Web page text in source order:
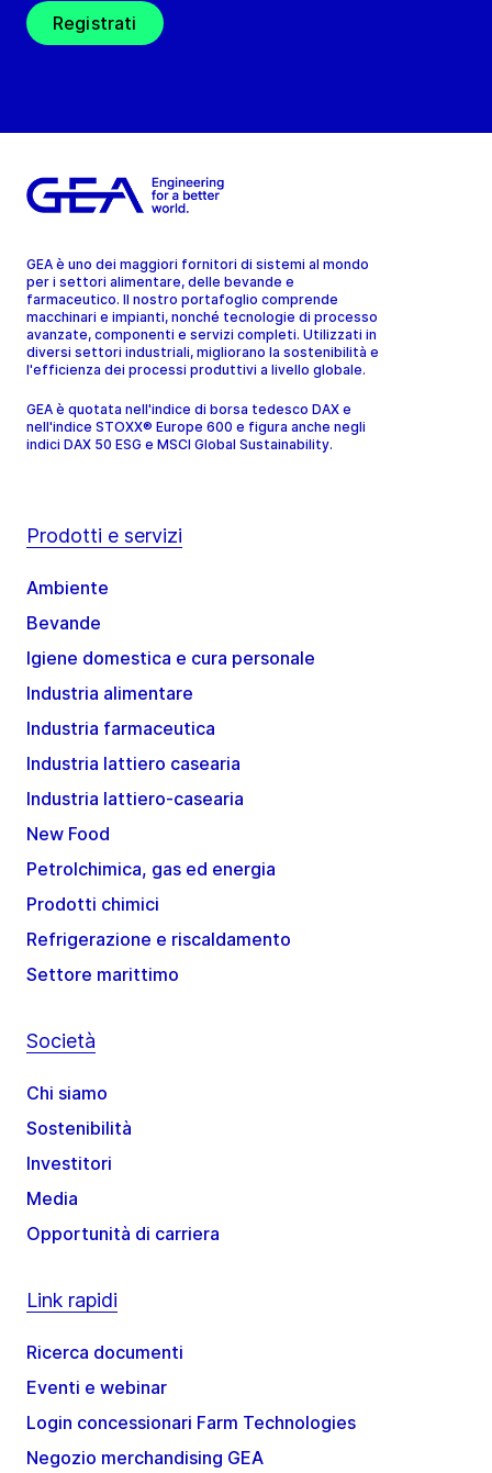
Registrati
GEA è uno dei maggiori fornitori di sistemi al mondo
per i settori alimentare, delle bevande e
farmaceutico. Il nostro portafoglio comprende
macchinari e impianti, nonché tecnologie di processo
avanzate, componenti e servizi completi. Utilizzati in
diversi settori industriali, migliorano la sostenibilità e
l'efficienza dei processi produttivi a livello globale.
GEA è quotata nell'indice di borsa tedesco DAX e
nell'indice STOXX® Europe 600 e figura anche negli
indici DAX 50 ESG e MSCI Global Sustainability.
Prodotti e servizi
Ambiente
Bevande
Igiene domestica e cura personale
Industria alimentare
Industria farmaceutica
Industria lattiero casearia
Industria lattiero-casearia
New Food
Petrolchimica, gas ed energia
Prodotti chimici
Refrigerazione e riscaldamento
Settore marittimo
Società
Chi siamo
Sostenibilità
Investitori
Media
Opportunità di carriera
Link rapidi
Ricerca documenti
Eventi e webinar
Login concessionari Farm Technologies
Negozio merchandising GEA